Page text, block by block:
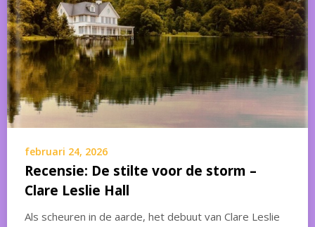
februari 24, 2026
Recensie: De stilte voor de storm –
Clare Leslie Hall
Als scheuren in de aarde, het debuut van Clare Leslie